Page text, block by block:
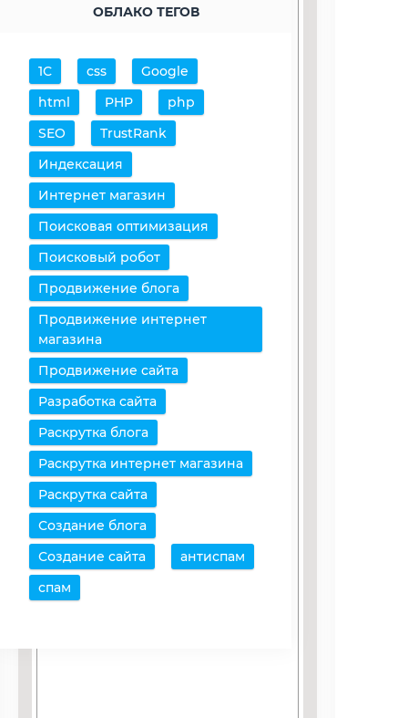
ОБЛАКО ТЕГОВ
1С css
Google
html
PHP
php
SEO
TrustRank
Индексация
Интернет магазин
Поисковая оптимизация
Поисковый робот
Продвижение блога
Продвижение интернет
магазина
Продвижение сайта
Разработка сайта
Раскрутка блога
Раскрутка интернет магазина
Раскрутка сайта
Создание блога
Создание сайта
антиспам
спам